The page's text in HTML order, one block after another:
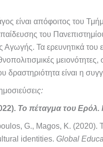
είναι απόφοιτος του
του
Αγωγής. Τα ερευνητικά
δραστηριότητα είναι η
ς:
Το πέταγμα του Ερόλ.
G., Magos, K. (2020).
identities. Global